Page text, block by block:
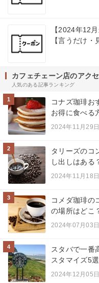
【2024年12
【言うだけ・
カフェチェーン店のアク
人気のある記事ランキング
1
コナズ珈琲お
お得に食べる
2024年11月29日
2
タリーズのコ
し出しはある
2024年11月18日
3
コメダ珈琲の
の場所はどこ
2024年07月03日
4
スタバで一番
スタマイズ5選
2024年12月05日